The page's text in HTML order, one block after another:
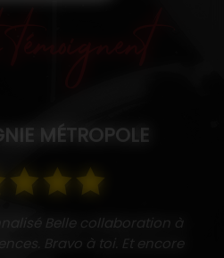
CECE
en toute confiance